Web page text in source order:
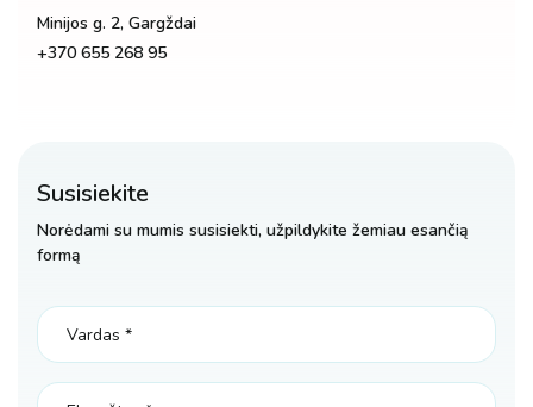
Minijos g. 2, Gargždai
+370 655 268 95
Susisiekite
Norėdami su mumis susisiekti, užpildykite žemiau esančią
formą